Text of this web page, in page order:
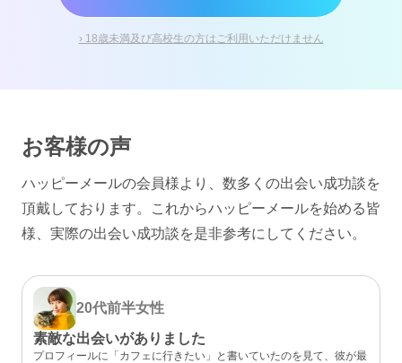
› 18歳未満及び高校生の方はご利用いただけません
お客様の声
ハッピーメールの会員様より、数多くの出会い成功談を
頂戴しております。
これからハッピーメールを始める皆
様、実際の出会い成功談を是非参考にしてください。
20代前半女性
素敵な出会いがありました
プロフィールに「カフェに行きたい」と書いていたのを見て、彼が最